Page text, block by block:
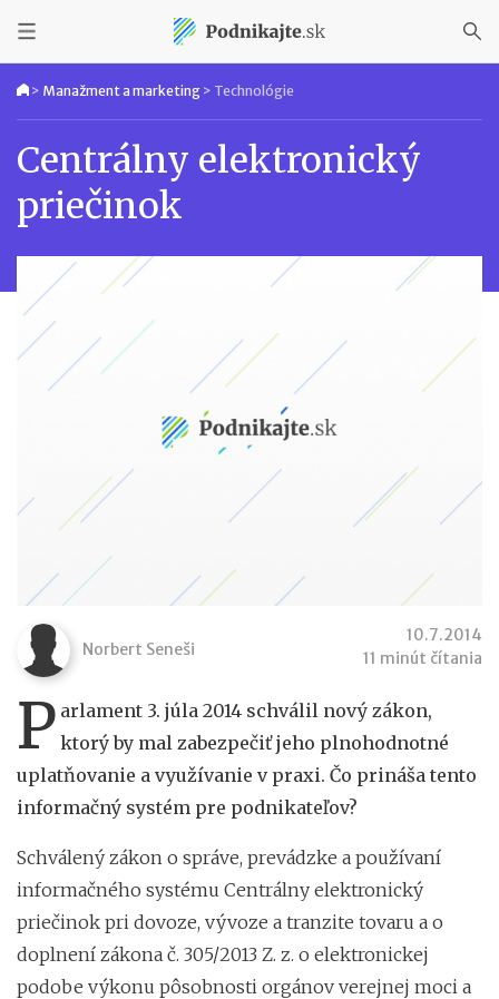
> Manažment a marketing > Technológie
Centrálny elektronický
priečinok
Norbert Seneši
10.7.2014
11 minút čítania
P arlament 3. júla 2014 schválil nový zákon,
ktorý by mal zabezpečiť jeho plnohodnotné
uplatňovanie a využívanie v praxi. Čo prináša tento
informačný systém pre podnikateľov?
Schválený zákon o správe, prevádzke a používaní
informačného systému Centrálny elektronický
priečinok pri dovoze, vývoze a tranzite tovaru a o
doplnení zákona č. 305/2013 Z. z. o elektronickej
podobe výkonu pôsobnosti orgánov verejnej moci a